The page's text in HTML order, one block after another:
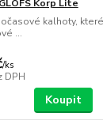
Korp Lite
kalhoty,
...
/ks
DPH
Koupit